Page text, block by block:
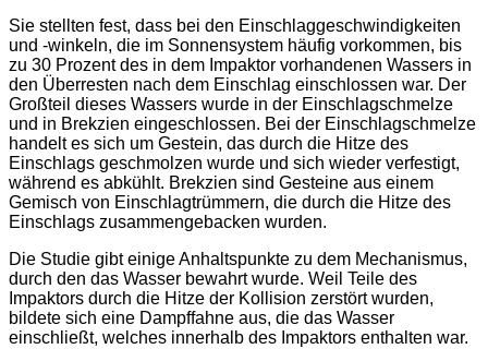
Sie stellten fest, dass bei den Einschlaggeschwindigkeiten
und -winkeln, die im Sonnensystem häufig vorkommen, bis
zu 30 Prozent des in dem Impaktor vorhandenen Wassers in
den Überresten nach dem Einschlag einschlossen war. Der
Großteil dieses Wassers wurde in der Einschlagschmelze
und in Brekzien eingeschlossen. Bei der Einschlagschmelze
handelt es sich um Gestein, das durch die Hitze des
Einschlags geschmolzen wurde und sich wieder verfestigt,
während es abkühlt. Brekzien sind Gesteine aus einem
Gemisch von Einschlagtrümmern, die durch die Hitze des
Einschlags zusammengebacken wurden.
Die Studie gibt einige Anhaltspunkte zu dem Mechanismus,
durch den das Wasser bewahrt wurde. Weil Teile des
Impaktors durch die Hitze der Kollision zerstört wurden,
bildete sich eine Dampffahne aus, die das Wasser
einschließt, welches innerhalb des Impaktors enthalten war.